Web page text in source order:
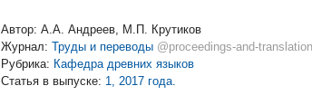
Автор: А.А. Андреев, М.П. Крутиков
Журнал: Труды и переводы @proceedings-and-
Рубрика: Кафедра древних языков
Статья в выпуске: 1, 2017 года.